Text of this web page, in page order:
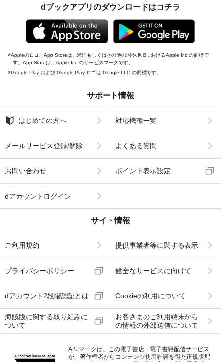
dブックアプリのダウンロードはコチラ
Appleのロゴ、App Storeは、米国もしくはその他の国や地域におけるApple Inc.の商標で
す。App Storeは、Apple Inc.のサービスマークです。
Google Play および Google Play ロゴは Google LLC の商標です。
サポート情報
はじめての方へ 対応機種一覧
メールサービス登録/解除 よくある質問
お問い合わせ ポイント表示設定
dアカウントログイン
サイト情報
ご利用規約 提供事業者等に関する表示
プライバシーポリシー 健全なサービスに向けて
dアカウント2段階認証とは Cookieの利用について
海賊版に関する取り組みに
ついて
お客さまのご利用端末から
の情報の外部送信について
ABJマークは、この電子書店・電子書籍配信サービス
が、著作権者からコンテンツ使用許諾を得た正規版配